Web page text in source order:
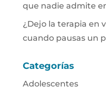
que nadie admite
¿Dejo la terapia en
cuando pausas un
Categorías
Adolescentes